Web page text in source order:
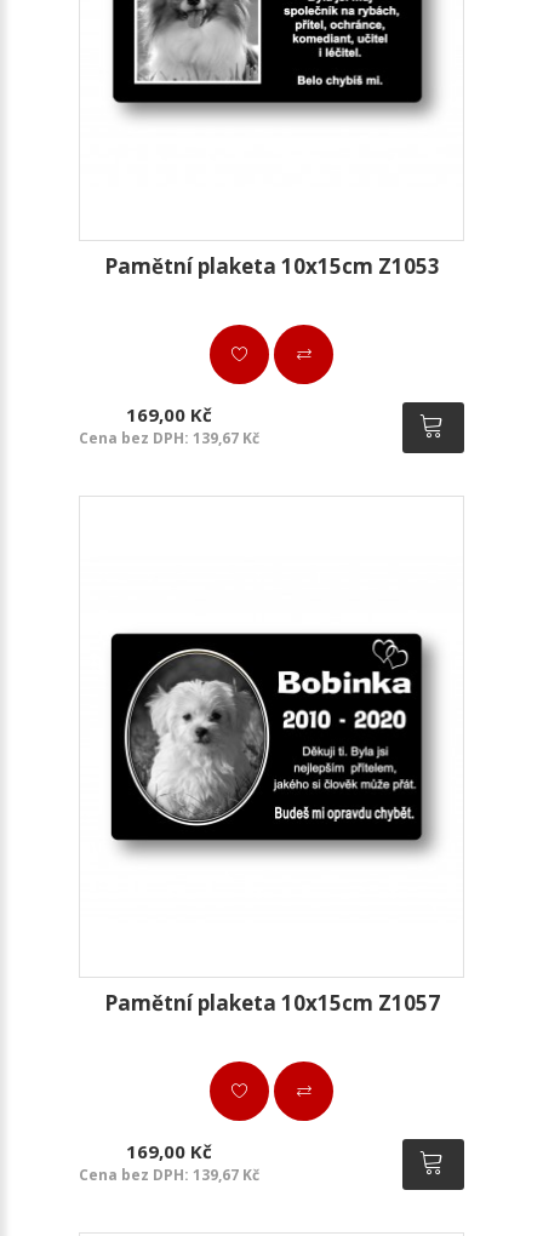
Pamětní plaketa 10x15cm Z1053
169,00 Kč
Cena bez DPH: 139,67 Kč
Pamětní plaketa 10x15cm Z1057
169,00 Kč
Cena bez DPH: 139,67 Kč